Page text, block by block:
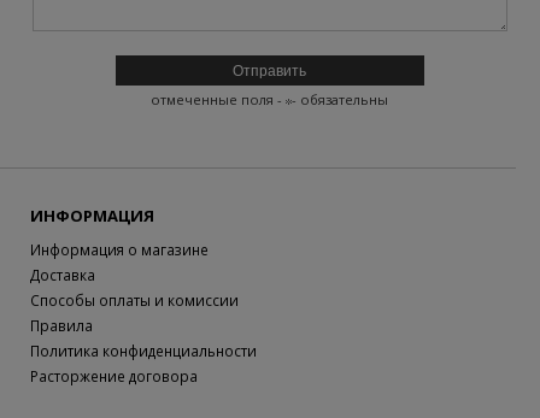
отмеченные поля - - обязательны
ИНФОРМАЦИЯ
Информация о магазине
Доставка
Способы оплаты и комиссии
Правила
Политика конфиденциальности
Расторжение договора